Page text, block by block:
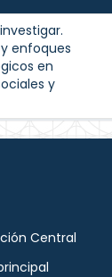
enfoques
en
y
Central